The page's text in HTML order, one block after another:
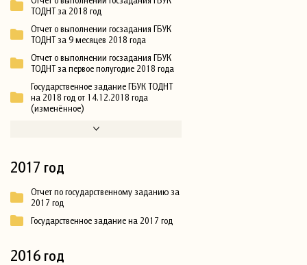
ТОДНТ за 2018 год
Отчет о выполнении госзадания ГБУК
ТОДНТ за 9 месяцев 2018 года
Отчет о выполнении госзадания ГБУК
ТОДНТ за первое полугодие 2018 года
Государственное задание ГБУК ТОДНТ
на 2018 год от 14.12.2018 года
(изменённое)
2017 год
Отчет по государственному заданию за
2017 год
Государственное задание на 2017 год
2016 год